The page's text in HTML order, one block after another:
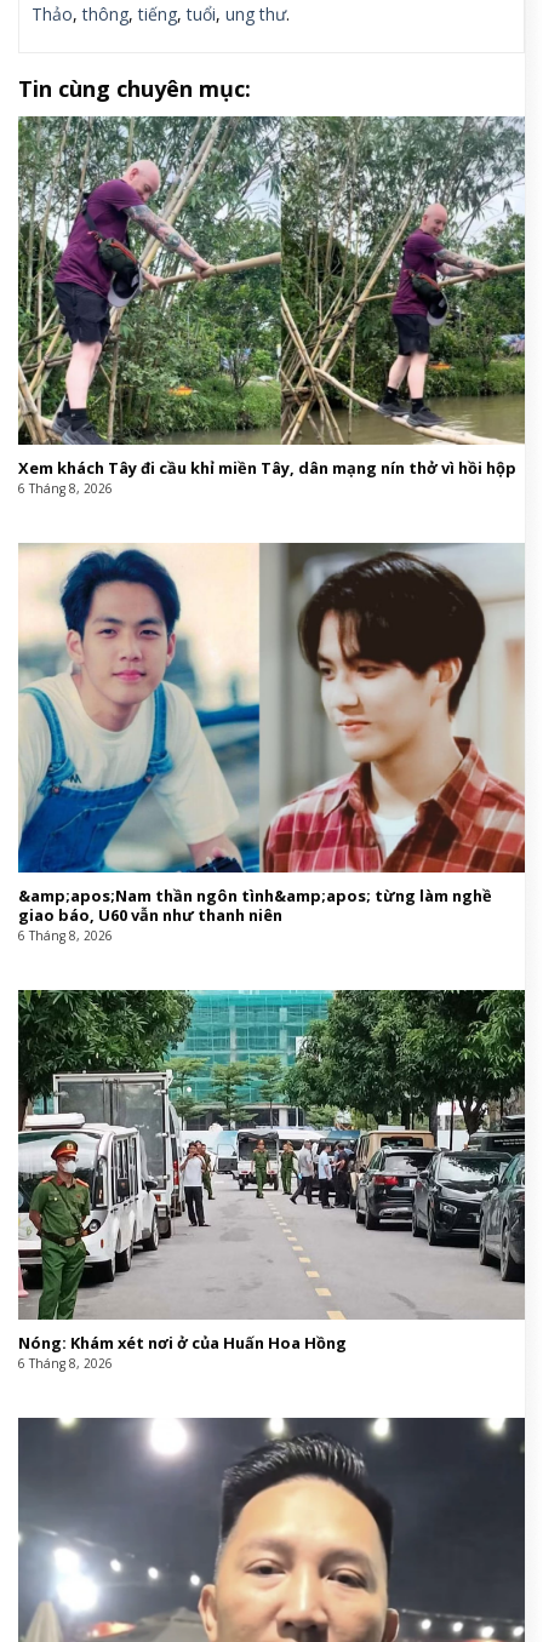
Thảo,thông,tiếng,tuổi, ung thư.
Tin cùng chuyên mục:
Xem khách Tây đi cầu khỉ miền Tây, dân mạng nín thở vì hồi hộp
6 Tháng 8, 2026
&amp;apos;Nam thần ngôn tình&amp;apos; từng làm nghề
giao báo, U60 vẫn như thanh niên
6 Tháng 8, 2026
Nóng: Khám xét nơi ở của Huấn Hoa Hồng
6 Tháng 8, 2026